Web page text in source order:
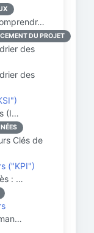
DU PROJET
des
des
(I…
Clés de
("KPI")
: …